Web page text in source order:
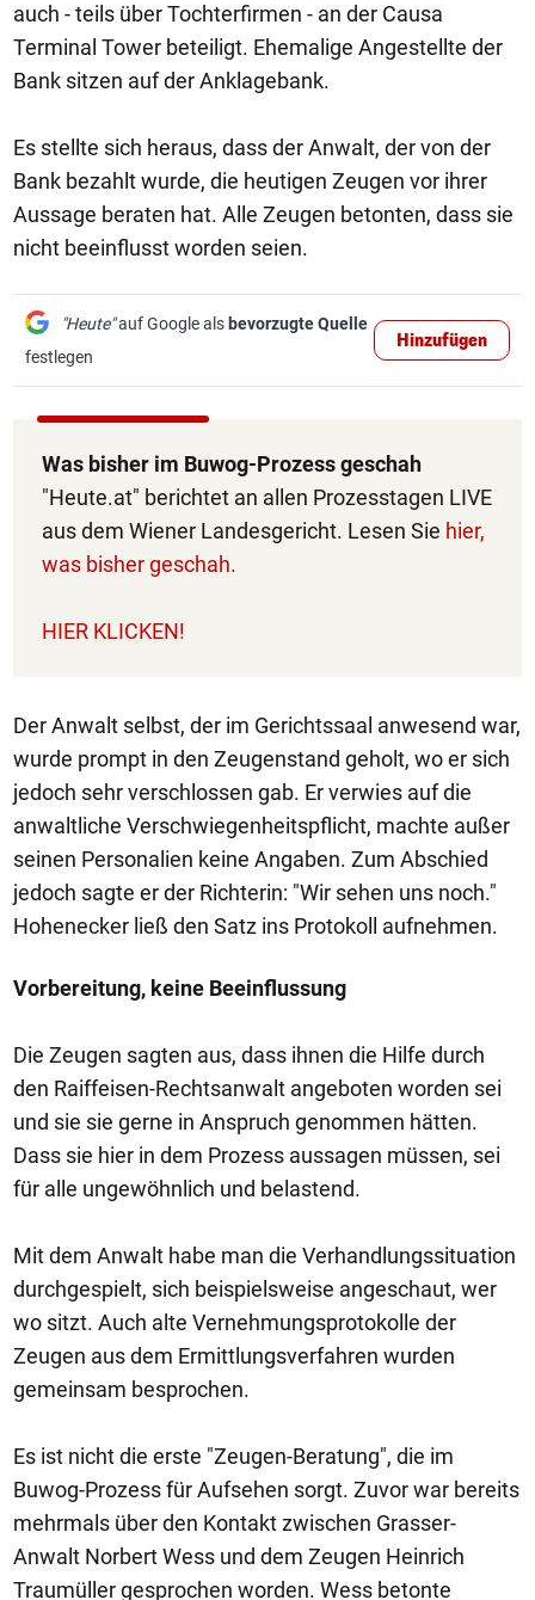
auch - teils über Tochterfirmen - an der Causa
Terminal Tower beteiligt. Ehemalige Angestellte der
Bank sitzen auf der Anklagebank.
Es stellte sich heraus, dass der Anwalt, der von der
Bank bezahlt wurde, die heutigen Zeugen vor ihrer
Aussage beraten hat. Alle Zeugen betonten, dass sie
nicht beeinflusst worden seien.
"Heute"auf Google als bevorzugte Quelle
festlegen
Hinzufügen
Was bisher im Buwog-Prozess geschah
"Heute.at" berichtet an allen Prozesstagen LIVE
aus dem Wiener Landesgericht. Lesen Sie hier,
was bisher geschah.
HIER KLICKEN!
Der Anwalt selbst, der im Gerichtssaal anwesend war,
wurde prompt in den Zeugenstand geholt, wo er sich
jedoch sehr verschlossen gab. Er verwies auf die
anwaltliche Verschwiegenheitspflicht, machte außer
seinen Personalien keine Angaben. Zum Abschied
jedoch sagte er der Richterin: "Wir sehen uns noch."
Hohenecker ließ den Satz ins Protokoll aufnehmen.
Vorbereitung, keine Beeinflussung
Die Zeugen sagten aus, dass ihnen die Hilfe durch
den Raiffeisen-Rechtsanwalt angeboten worden sei
und sie sie gerne in Anspruch genommen hätten.
Dass sie hier in dem Prozess aussagen müssen, sei
für alle ungewöhnlich und belastend.
Mit dem Anwalt habe man die Verhandlungssituation
durchgespielt, sich beispielsweise angeschaut, wer
wo sitzt. Auch alte Vernehmungsprotokolle der
Zeugen aus dem Ermittlungsverfahren wurden
gemeinsam besprochen.
Es ist nicht die erste "Zeugen-Beratung", die im
Buwog-Prozess für Aufsehen sorgt. Zuvor war bereits
mehrmals über den Kontakt zwischen Grasser-
Anwalt Norbert Wess und dem Zeugen Heinrich
Traumüller gesprochen worden. Wess betonte